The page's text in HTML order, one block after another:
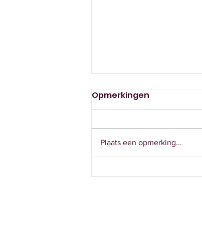
DOCU-ALERT 663
Opmerkingen
Plaats een opmerking...